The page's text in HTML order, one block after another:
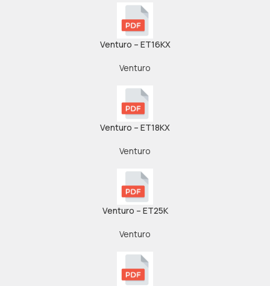
Venturo – ET16KX
Venturo
Venturo – ET18KX
Venturo
Venturo – ET25K
Venturo